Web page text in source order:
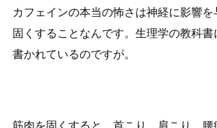
カフェインの本当の怖さは神経に影響
固くすることなんです。生理学の教科書
書かれているのですが。